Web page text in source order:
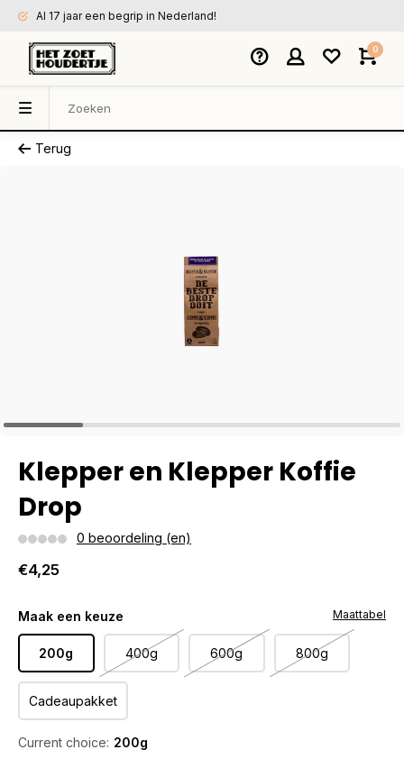
Al 17 jaar een begrip in Nederland!
0
Terug
Klepper en Klepper Koffie
Drop
0 beoordeling (en)
€4,25
Maak een keuze
200g 400g 600g 800g
Cadeaupakket
Current choice: 200g
Maattabel